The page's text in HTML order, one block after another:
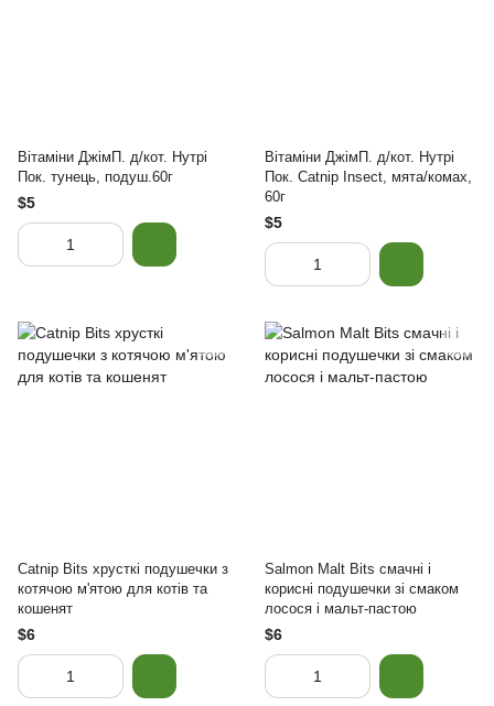
Вітаміни ДжімП. д/кот. Нутрі
Пок. тунець, подуш.60г
$5
Вітаміни ДжімП. д/кот. Нутрі
Пок. Catnip Insect, мята/комах,
60г
$5
Catnip Bits хрусткі подушечки з
котячою м'ятою для котів та
кошенят
$6
Salmon Malt Bits смачні і
корисні подушечки зі смаком
лосося і мальт-пастою
$6